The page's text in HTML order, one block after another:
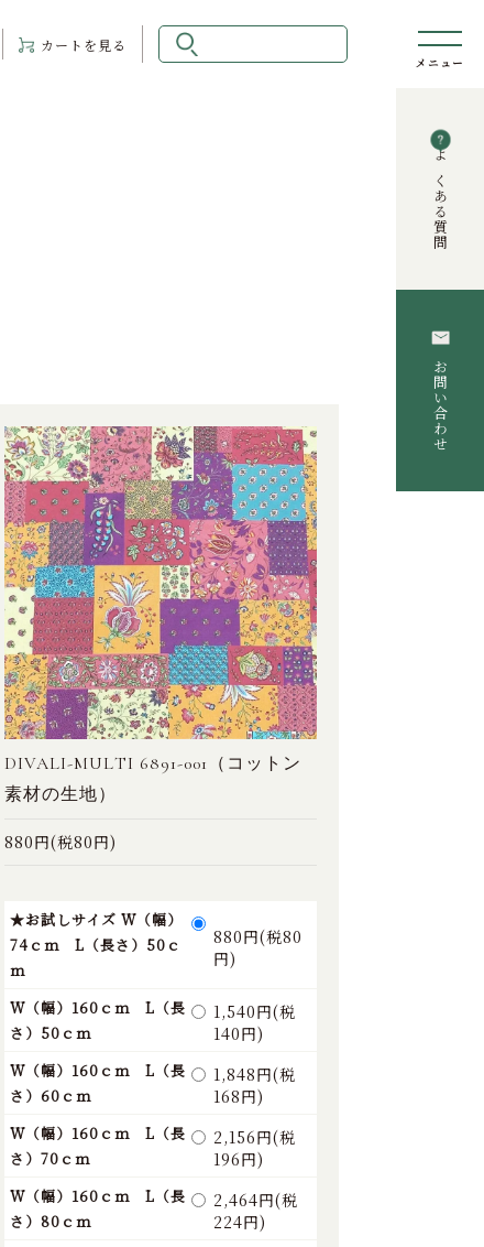
カート を見る
よくある質問
お問い合わせ
DIVALI-MULTI 6891-001（コットン
素材の生地）
880円(税80円)
★お試しサイズ W（幅）
74ｃｍ L（長さ）50ｃ
ｍ
880円(税80
円)
W（幅）160ｃｍ L（長
さ）50ｃｍ
1,540円(税
140円)
W（幅）160ｃｍ L（長
さ）60ｃｍ
1,848円(税
168円)
W（幅）160ｃｍ L（長
さ）70ｃｍ
2,156円(税
196円)
W（幅）160ｃｍ L（長
さ）80ｃｍ
2,464円(税
224円)